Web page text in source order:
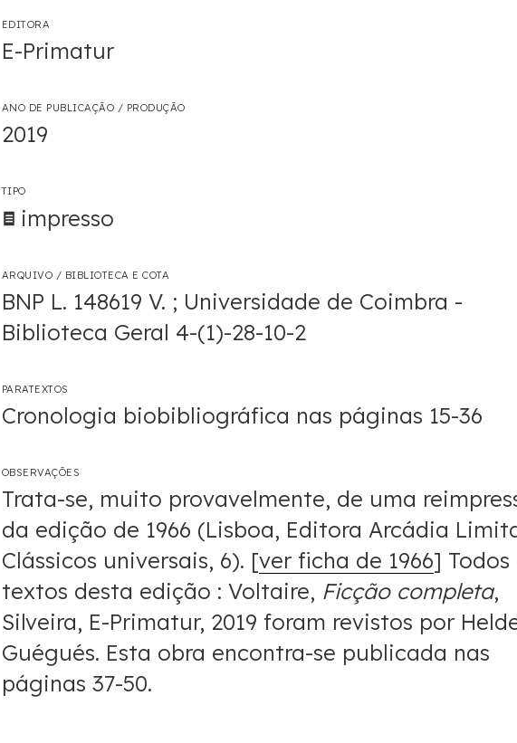
EDITORA
E-Primatur
ANO DE PUBLICAÇÃO / PRODUÇÃO
2019
TIPO
impresso
ARQUIVO / BIBLIOTECA E COTA
BNP L. 148619 V. ; Universidade de Coimbra -
Biblioteca Geral 4-(1)-28-10-2
PARATEXTOS
Cronologia biobibliográfica nas páginas 15-36
OBSERVAÇÕES
Trata-se, muito provavelmente, de uma
da edição de 1966 (Lisboa, Editora Arcádia
Clássicos universais, 6). [ver ficha de 1966] Todos
textos desta edição : Voltaire, Ficção completa,
Silveira, E-Primatur, 2019 foram revistos por
Guégués. Esta obra encontra-se publicada nas
páginas 37-50.